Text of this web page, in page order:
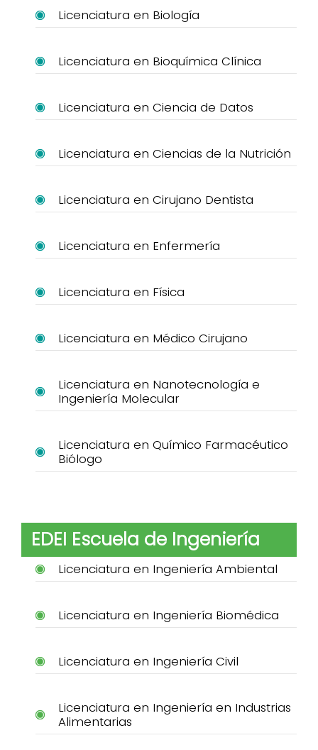
Licenciatura en Biología
Licenciatura en Bioquímica Clínica
Licenciatura en Ciencia de Datos
Licenciatura en Ciencias de la Nutrición
Licenciatura en Cirujano Dentista
Licenciatura en Enfermería
Licenciatura en Física
Licenciatura en Médico Cirujano
Licenciatura en Nanotecnología e
Ingeniería Molecular
Licenciatura en Químico Farmacéutico
Biólogo
EDEI Escuela de Ingeniería
Licenciatura en Ingeniería Ambiental
Licenciatura en Ingeniería Biomédica
Licenciatura en Ingeniería Civil
Licenciatura en Ingeniería en Industrias
Alimentarias